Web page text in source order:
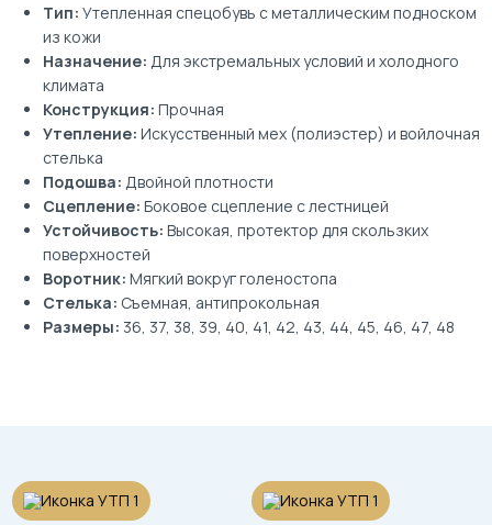
Тип: Утепленная спецобувь с металлическим подноском
из кожи
Назначение: Для экстремальных условий и холодного
климата
Конструкция: Прочная
Утепление: Искусственный мех (полиэстер) и войлочная
стелька
Подошва: Двойной плотности
Сцепление: Боковое сцепление с лестницей
Устойчивость: Высокая, протектор для скользких
поверхностей
Воротник: Мягкий вокруг голеностопа
Стелька: Съемная, антипрокольная
Размеры: 36, 37, 38, 39, 40, 41, 42, 43, 44, 45, 46, 47, 48